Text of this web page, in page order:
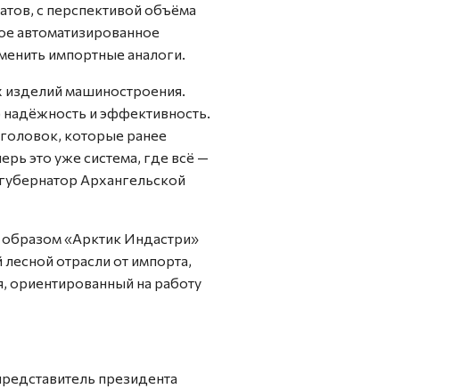
с перспективой объёма
автоматизированное
импортные аналоги.
машиностроения.
и эффективность.
которые ранее
это уже система, где всё —
Архангельской
«Арктик Индастри»
отрасли от импорта,
ориентированный на работу
президента